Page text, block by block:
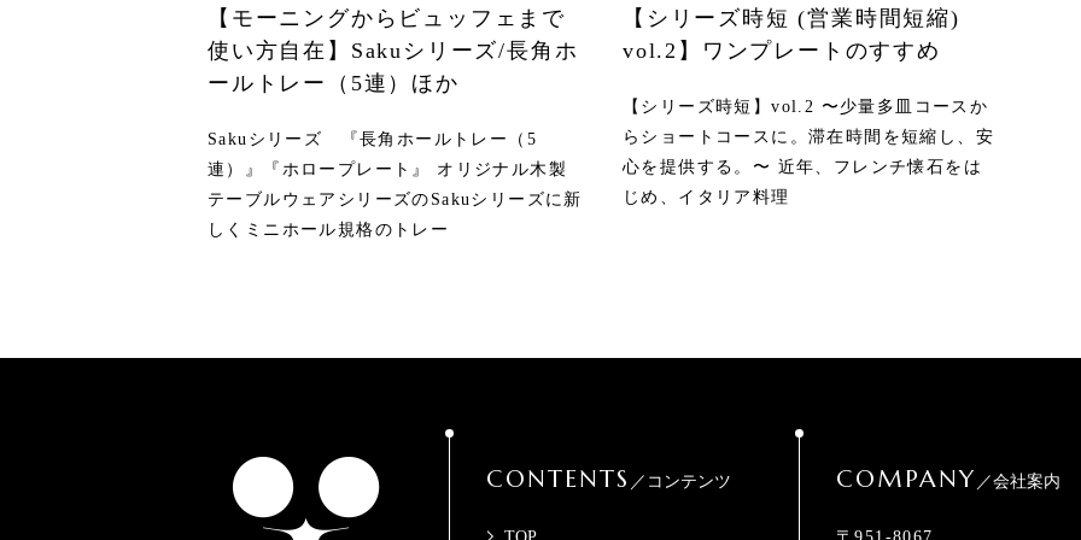
【モーニングからビュッフェまで
使い方自在】Sakuシリーズ/長角ホ
ールトレー（5連）ほか
Sakuシリーズ 『長角ホールトレー（5
連）』『ホロープレート』 オリジナル木製
テーブルウェアシリーズのSakuシリーズに新
しくミニホール規格のトレー
【シリーズ時短 (営業時間短縮)
vol.2】ワンプレートのすすめ
【シリーズ時短】vol.2 〜少量多皿コースか
らショートコースに。滞在時間を短縮し、安
心を提供する。〜 近年、フレンチ懐石をは
じめ、イタリア料理
CONTENTS ／コンテンツ COMPANY ／会社案内